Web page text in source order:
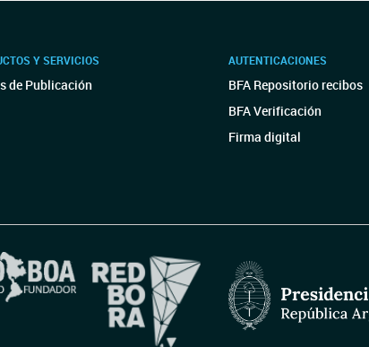
Y SERVICIOS
de Publicación
AUTENTICACIONES
BFA Repositorio recibos
BFA Verificación
Firma digital